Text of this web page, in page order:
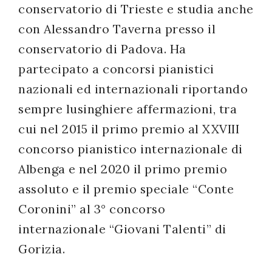
conservatorio di Trieste e studia anche
con Alessandro Taverna presso il
conservatorio di Padova. Ha
partecipato a concorsi pianistici
nazionali ed internazionali riportando
sempre lusinghiere affermazioni, tra
cui nel 2015 il primo premio al XXVIII
concorso pianistico internazionale di
Albenga e nel 2020 il primo premio
assoluto e il premio speciale “Conte
Coronini” al 3° concorso
internazionale “Giovani Talenti” di
Gorizia.